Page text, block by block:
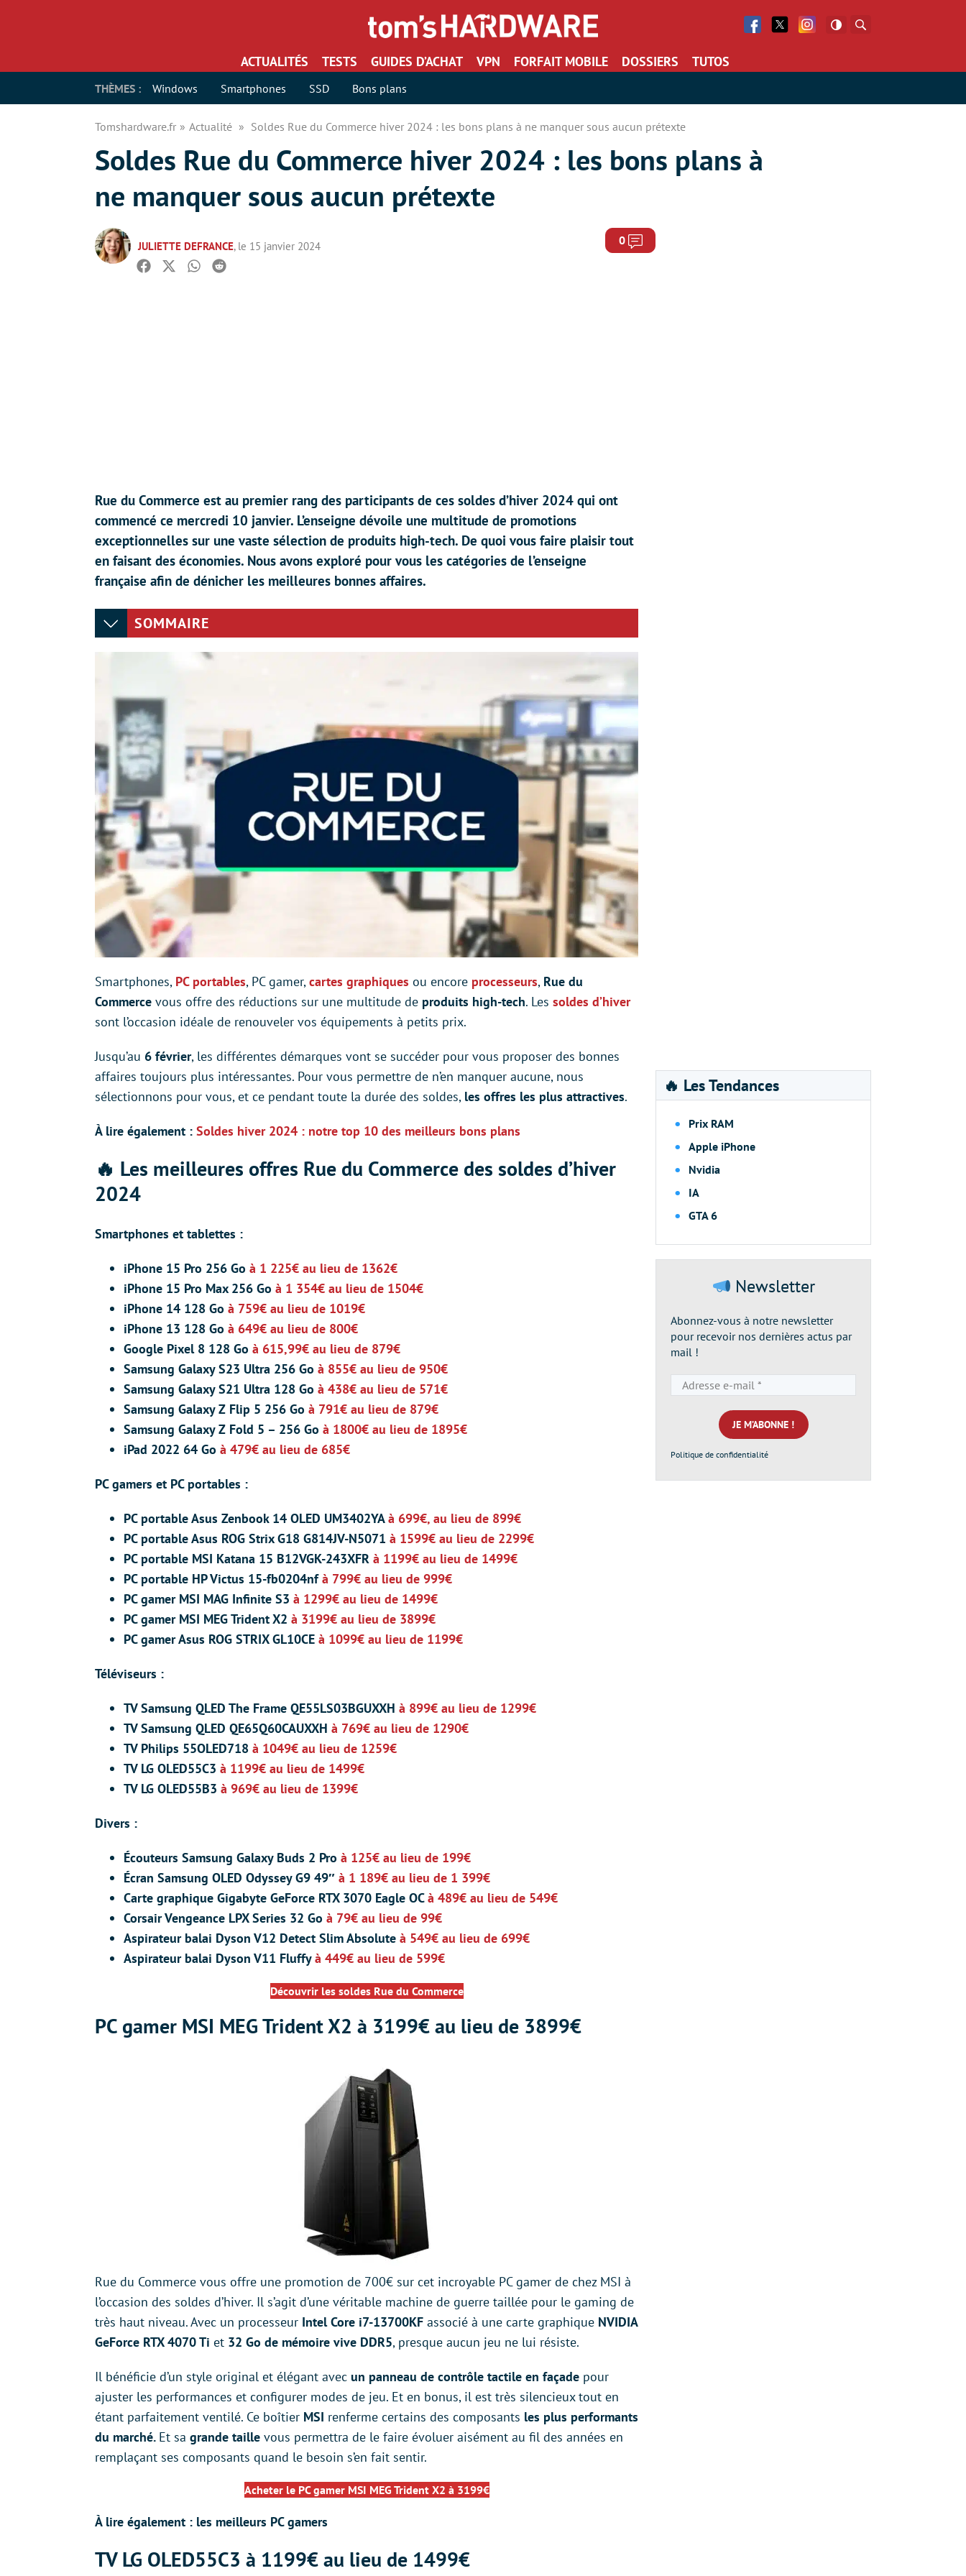
Facebook
Twitter Facebook
ACTUALITÉS TESTS GUIDES D’ACHAT VPN FORFAIT MOBILE DOSSIERS TUTOS
THÈMES : Windows Smartphones SSD Bons plans
Tomshardware.fr Actualité Soldes Rue du Commerce hiver 2024 : les bons plans à ne manquer sous aucun prétexte
Soldes Rue du Commerce hiver 2024 : les bons plans à
ne manquer sous aucun prétexte
JULIETTE DEFRANCE, le 15 janvier 2024 0 Commentaires
Facebook
TwitterWhatsapp
Reddit
Rue du Commerce est au premier rang des participants de ces soldes d’hiver 2024 qui ont
commencé ce mercredi 10 janvier. L’enseigne dévoile une multitude de promotions
exceptionnelles sur une vaste sélection de produits high-tech. De quoi vous faire plaisir tout
en faisant des économies. Nous avons exploré pour vous les catégories de l’enseigne
française afin de dénicher les meilleures bonnes affaires.
SOMMAIRE
Smartphones, PC portables, PC gamer,cartes graphiques ou encore processeurs, Rue du
Commerce vous offre des réductions sur une multitude de produits high-tech. Les soldes d’hiver
sont l’occasion idéale de renouveler vos équipements à petits prix.
Jusqu’au 6 février, les différentes démarques vont se succéder pour vous proposer des bonnes
affaires toujours plus intéressantes. Pour vous permettre de n’en manquer aucune, nous
sélectionnons pour vous, et ce pendant toute la durée des soldes, les offres les plus attractives.
À lire également : Soldes hiver 2024 : notre top 10 des meilleurs bons plans
🔥 Les meilleures offres Rue du Commerce des soldes d’hiver
2024
Smartphones et tablettes :
iPhone 15 Pro 256 Go à 1 225€ au lieu de 1362€
iPhone 15 Pro Max 256 Go à 1 354€ au lieu de 1504€
iPhone 14 128 Go à 759€ au lieu de 1019€
iPhone 13 128 Go à 649€ au lieu de 800€
Google Pixel 8 128 Go à 615,99€ au lieu de 879€
Samsung Galaxy S23 Ultra 256 Go à 855€ au lieu de 950€
Samsung Galaxy S21 Ultra 128 Go à 438€ au lieu de 571€
Samsung Galaxy Z Flip 5 256 Go à 791€ au lieu de 879€
Samsung Galaxy Z Fold 5 – 256 Go à 1800€ au lieu de 1895€
iPad 2022 64 Go à 479€ au lieu de 685€
PC gamers et PC portables :
PC portable Asus Zenbook 14 OLED UM3402YAà 699€, au lieu de 899€
PC portable Asus ROG Strix G18 G814JV-N5071 à 1599€ au lieu de 2299€
PC portable MSI Katana 15 B12VGK-243XFR à 1199€ au lieu de 1499€
PC portable HP Victus 15-fb0204nfà 799€ au lieu de 999€
PC gamer MSI MAG Infinite S3 à 1299€ au lieu de 1499€
PC gamer MSI MEG Trident X2 à 3199€ au lieu de 3899€
PC gamer Asus ROG STRIX GL10CE à 1099€ au lieu de 1199€
Téléviseurs :
TV Samsung QLED The Frame QE55LS03BGUXXH à 899€ au lieu de 1299€
TV Samsung QLED QE65Q60CAUXXH à 769€ au lieu de 1290€
TV Philips 55OLED718 à 1049€ au lieu de 1259€
TV LG OLED55C3 à 1199€ au lieu de 1499€
TV LG OLED55B3 à 969€ au lieu de 1399€
Divers :
Écouteurs Samsung Galaxy Buds 2 Pro à 125€ au lieu de 199€
Écran Samsung OLED Odyssey G9 49″ à 1 189€ au lieu de 1 399€
Carte graphique Gigabyte GeForce RTX 3070 Eagle OCà 489€ au lieu de 549€
Corsair Vengeance LPX Series 32 Go à 79€ au lieu de 99€
Aspirateur balai Dyson V12 Detect Slim Absolute à 549€ au lieu de 699€
Aspirateur balai Dyson V11 Fluffyà 449€ au lieu de 599€
Découvrir les soldes Rue du Commerce
PC gamer MSI MEG Trident X2 à 3199€ au lieu de 3899€
Rue du Commerce vous offre une promotion de 700€ sur cet incroyable PC gamer de chez MSI à
l’occasion des soldes d’hiver. Il s’agit d’une véritable machine de guerre taillée pour le gaming de
très haut niveau. Avec un processeur Intel Core i7-13700KF associé à une carte graphique NVIDIA
GeForce RTX 4070 Ti et 32 Go de mémoire vive DDR5, presque aucun jeu ne lui résiste.
Il bénéficie d’un style original et élégant avec un panneau de contrôle tactile en façade pour
ajuster les performances et configurer modes de jeu. Et en bonus, il est très silencieux tout en
étant parfaitement ventilé. Ce boîtier MSI renferme certains des composants les plus performants
du marché. Et sa grande taille vous permettra de le faire évoluer aisément au fil des années en
remplaçant ses composants quand le besoin s’en fait sentir.
Acheter le PC gamer MSI MEG Trident X2 à 3199€
À lire également : les meilleurs PC gamers
TV LG OLED55C3 à 1199€ au lieu de 1499€
🔥 Les Tendances
Prix RAM
Apple iPhone
Nvidia
IA
GTA 6
Newsletter
Abonnez-vous à notre newsletter
pour recevoir nos dernières actus par
mail !
e-
mail
*
Politique de confidentialité